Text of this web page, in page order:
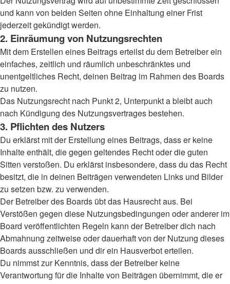
und kann von beiden Seiten ohne Einhaltung einer Frist
jederzeit gekündigt werden.
2. Einräumung von Nutzungsrechten
Mit dem Erstellen eines Beitrags erteilst du dem Betreiber ein
einfaches, zeitlich und räumlich unbeschränktes und
unentgeltliches Recht, deinen Beitrag im Rahmen des Boards
zu nutzen.
Das Nutzungsrecht nach Punkt 2, Unterpunkt a bleibt auch
nach Kündigung des Nutzungsvertrages bestehen.
3. Pflichten des Nutzers
Du erklärst mit der Erstellung eines Beitrags, dass er keine
Inhalte enthält, die gegen geltendes Recht oder die guten
Sitten verstoßen. Du erklärst insbesondere, dass du das Recht
besitzt, die in deinen Beiträgen verwendeten Links und Bilder
zu setzen bzw. zu verwenden.
Der Betreiber des Boards übt das Hausrecht aus. Bei
Verstößen gegen diese Nutzungsbedingungen oder anderer im
Board veröffentlichten Regeln kann der Betreiber dich nach
Abmahnung zeitweise oder dauerhaft von der Nutzung dieses
Boards ausschließen und dir ein Hausverbot erteilen.
Du nimmst zur Kenntnis, dass der Betreiber keine
Verantwortung für die Inhalte von Beiträgen übernimmt, die er